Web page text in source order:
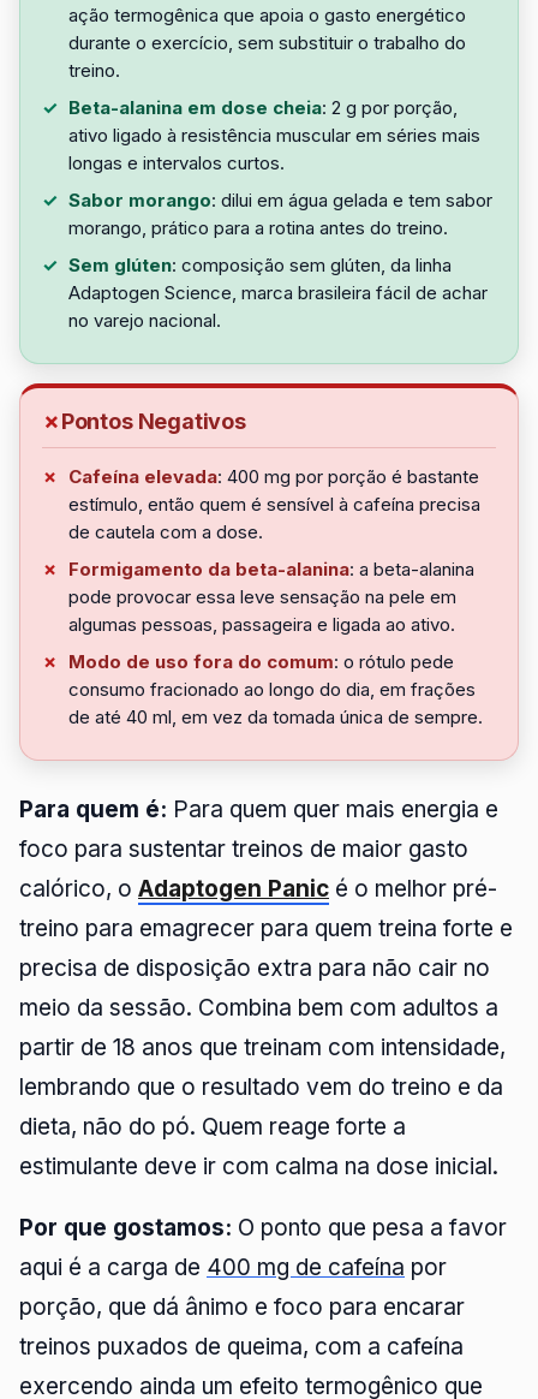
ação termogênica que apoia o gasto energético
durante o exercício, sem substituir o trabalho do
treino.
Beta-alanina em dose cheia: 2 g por porção,
ativo ligado à resistência muscular em séries mais
longas e intervalos curtos.
Sabor morango: dilui em água gelada e tem sabor
morango, prático para a rotina antes do treino.
Sem glúten: composição sem glúten, da linha
Adaptogen Science, marca brasileira fácil de achar
no varejo nacional.
Pontos Negativos
Cafeína elevada: 400 mg por porção é bastante
estímulo, então quem é sensível à cafeína precisa
de cautela com a dose.
Formigamento da beta-alanina: a beta-alanina
pode provocar essa leve sensação na pele em
algumas pessoas, passageira e ligada ao ativo.
Modo de uso fora do comum: o rótulo pede
consumo fracionado ao longo do dia, em frações
de até 40 ml, em vez da tomada única de sempre.
Para quem é: Para quem quer mais energia e
foco para sustentar treinos de maior gasto
calórico, o Adaptogen Panic é o melhor pré-
treino para emagrecer para quem treina forte e
precisa de disposição extra para não cair no
meio da sessão. Combina bem com adultos a
partir de 18 anos que treinam com intensidade,
lembrando que o resultado vem do treino e da
dieta, não do pó. Quem reage forte a
estimulante deve ir com calma na dose inicial.
Por que gostamos: O ponto que pesa a favor
aqui é a carga de 400 mg de cafeína por
porção, que dá ânimo e foco para encarar
treinos puxados de queima, com a cafeína
exercendo ainda um efeito termogênico que